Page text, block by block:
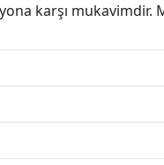
karşı mukavimdir.